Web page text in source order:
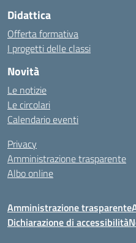
Didattica
Offerta formativa
I progetti delle classi
Novità
Le notizie
Le circolari
Calendario eventi
Privacy
Amministrazione trasparente
Albo online
Amministrazione trasparente
Dichiarazione di accessibilità